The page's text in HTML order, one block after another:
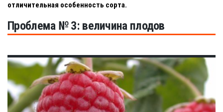
отличительная особенность сорта.
Проблема № 3: величина плодов